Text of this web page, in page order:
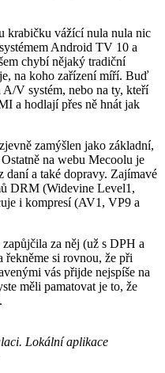
krabičku vážící nula nula nic
Android TV 10 a
chybí nějaký tradiční
na koho zařízení míří. Buď
V systém, nebo na ty, kteří
a hodlají přes ně hnát jak
zamýšlen jako základní,
na webu Mecoolu je
daní a také dopravy. Zajímavé
DRM (Widevine Level1,
i kompresí (AV1, VP9 a
za něj (už s DPH a
si rovnou, že při
vás přijde nejspíše na
měli pamatovat je to, že
Lokální aplikace